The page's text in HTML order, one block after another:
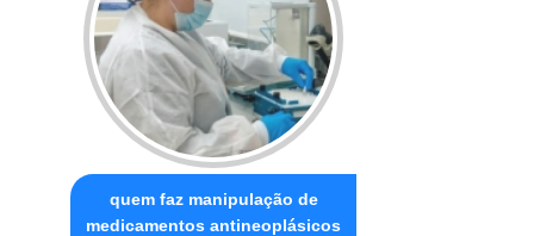
quem faz manipulação de
medicamentos antineoplásicos